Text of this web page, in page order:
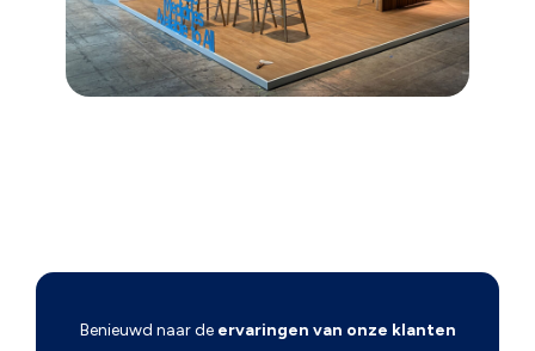
Benieuwd naar de ervaringen van onze klanten